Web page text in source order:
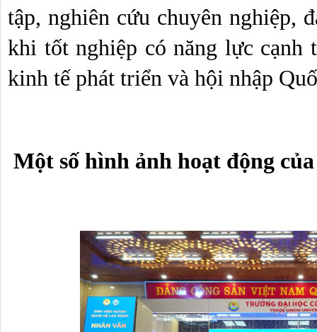
tập, nghiên cứu chuyên nghiệp,
khi tốt nghiệp có năng lực cạnh
kinh tế phát triển và hội nhập
Một số hình ảnh hoạt động